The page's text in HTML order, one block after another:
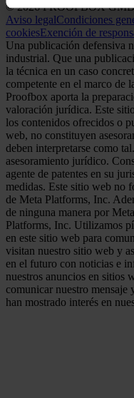
© 2026 PROOFBOX
Aviso legalCondiciones
cookiesExención de
Una publicación defensiva
industrial. Que una
la técnica en un caso
competente en el marco de
Proofbox aporta la
valoración jurídica. Este
los contenidos ofrecidos o
web, no constituyen
deben interpretarse como
asesoramiento jurídico.
agente de patentes en su
medidas. Este sitio web no
de Meta Platforms, Inc.
de ninguna manera por
Platforms, Inc. Utilizamos
en este sitio web para
visitan nuestro sitio web y
en el futuro con noticias e
nuestros anuncios en sitios
comunicar nuestro mensaje
han mostrado interés en